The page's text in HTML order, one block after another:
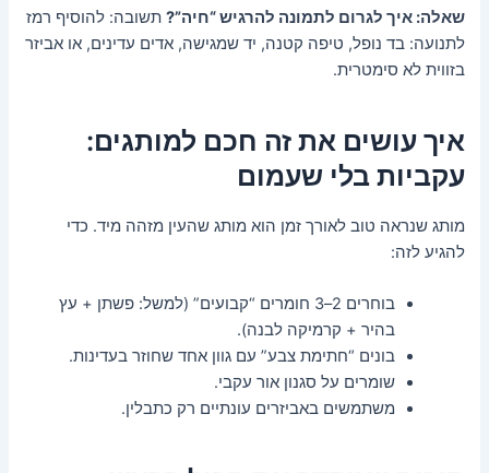
שאלה: איך לגרום לתמונה להרגיש “חיה”? תשובה: להוסיף רמז
לתנועה: בד נופל, טיפה קטנה, יד שמגישה, אדים עדינים, או אביזר
בזווית לא סימטרית.
איך עושים את זה חכם למותגים:
עקביות בלי שעמום
מותג שנראה טוב לאורך זמן הוא מותג שהעין מזהה מיד. כדי
להגיע לזה:
בוחרים 2–3 חומרים “קבועים” (למשל: פשתן + עץ
בהיר + קרמיקה לבנה).
בונים “חתימת צבע” עם גוון אחד שחוזר בעדינות.
שומרים על סגנון אור עקבי.
משתמשים באביזרים עונתיים רק כתבלין.